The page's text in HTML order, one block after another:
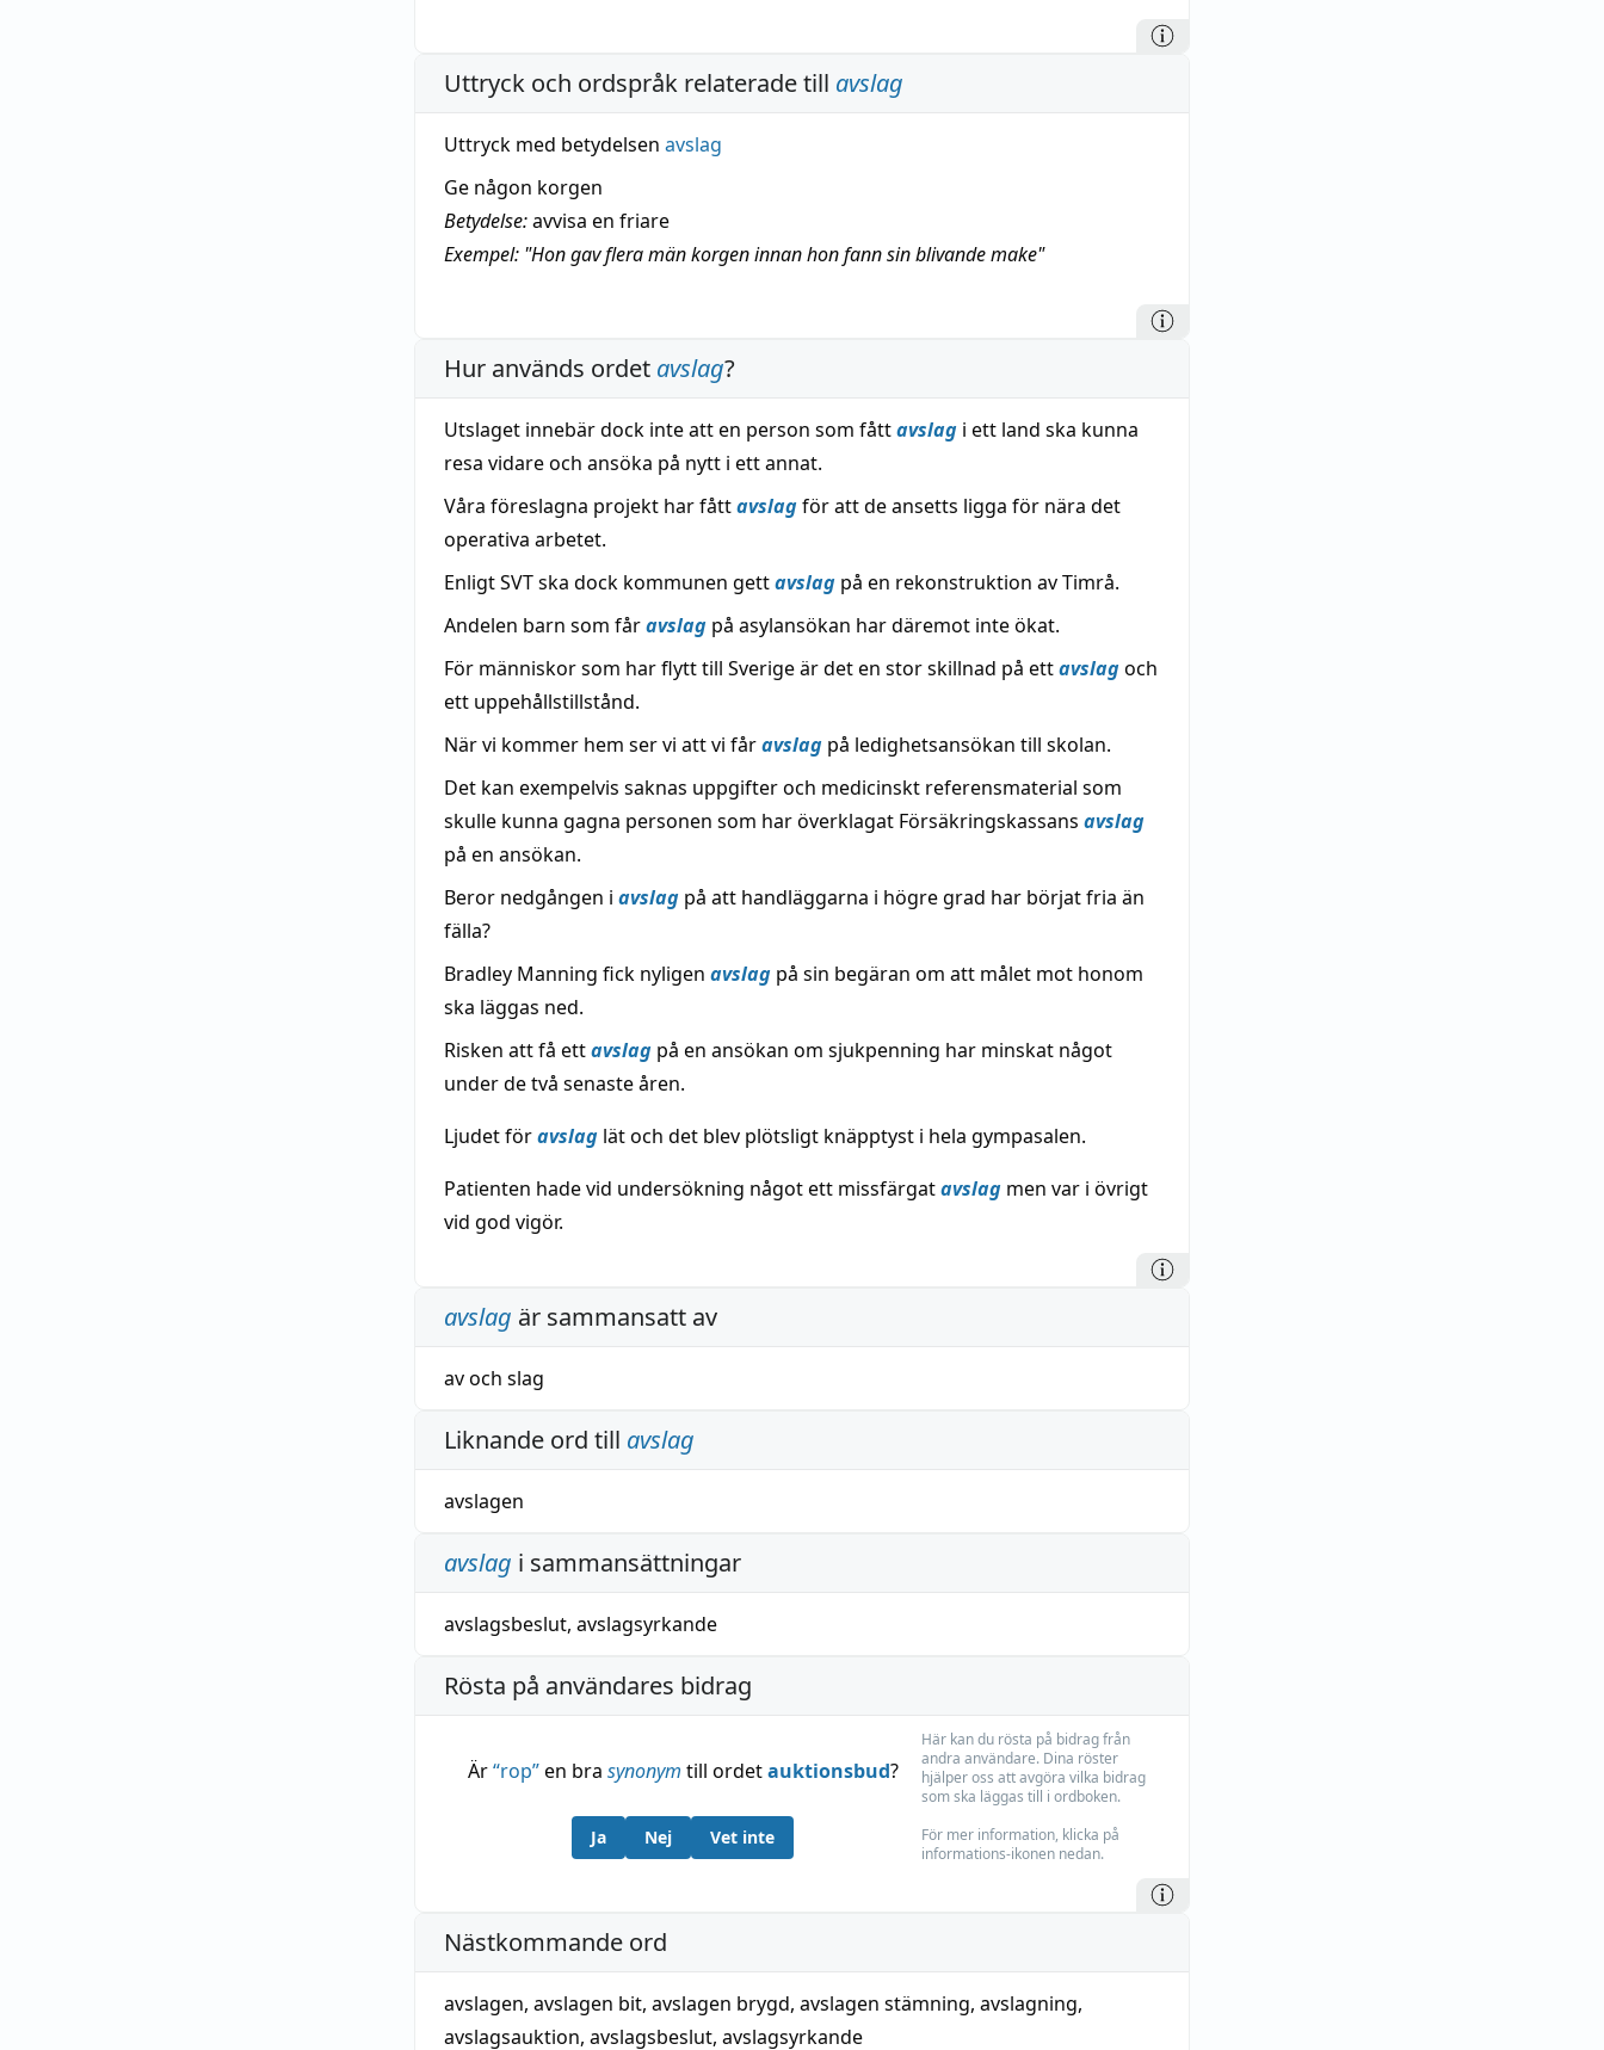
Uttryck och ordspråk relaterade till avslag
Uttryck med betydelsen avslag
Ge någon korgen
Betydelse:avvisa en friare
Exempel: "Hon gav flera män korgen innan hon fann sin blivande make"
Hur används ordet avslag?
Utslaget innebär dock inte att en person som fåttavslag i ett land ska kunna
resa vidare och ansöka på nytt i ett annat.
Våra föreslagna projekt har fåttavslagför att de ansetts ligga för nära det
operativa arbetet.
Enligt SVT ska dock kommunen gettavslag på en rekonstruktion av Timrå.
Andelen barn som fåravslag på asylansökan har däremot inte ökat.
För människor som har flytt till Sverige är det en stor skillnad på ettavslagoch
ett uppehållstillstånd.
När vi kommer hem ser vi att vi fåravslag på ledighetsansökan till skolan.
Det kan exempelvis saknas uppgifter och medicinskt referensmaterial som
skulle kunna gagna personen som har överklagat Försäkringskassans avslag
på en ansökan.
Beror nedgången i avslag på att handläggarna i högre grad har börjat fria än
fälla?
Bradley Manning fick nyligen avslag på sin begäran om att målet mot honom
ska läggas ned.
Risken att få ettavslag på en ansökan om sjukpenning har minskat något
under de två senaste åren.
Ljudet föravslag lät och det blev plötsligt knäpptyst i hela gympasalen.
Patienten hade vid undersökning något ett missfärgatavslag men var i övrigt
vid god vigör.
avslag är sammansatt av
avoch slag
Liknande ord till avslag
avslagen
avslag i sammansättningar
avslagsbeslut, avslagsyrkande
Rösta på användares bidrag
Är“rop”en bra synonym till ordetauktionsbud?
Ja Nej Vet inte
Här kan du rösta på bidrag från
andra användare. Dina röster
hjälper oss att avgöra vilka bidrag
som ska läggas till i ordboken.
För mer information, klicka på
informations-ikonen nedan.
Nästkommande ord
avslagen, avslagen bit, avslagen brygd, avslagen stämning, avslagning,
avslagsauktion, avslagsbeslut, avslagsyrkande